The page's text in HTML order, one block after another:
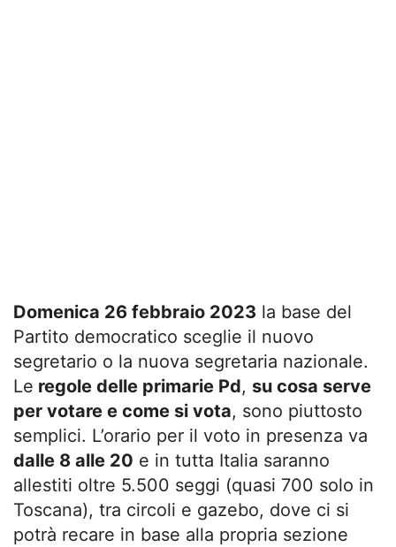
Domenica 26 febbraio 2023 la base del
Partito democratico sceglie il nuovo
segretario o la nuova segretaria nazionale.
Le regole delle primarie Pd, su cosa serve
per votare e come si vota, sono piuttosto
semplici. L’orario per il voto in presenza va
dalle 8 alle 20 e in tutta Italia saranno
allestiti oltre 5.500 seggi (quasi 700 solo in
Toscana), tra circoli e gazebo, dove ci si
potrà recare in base alla propria sezione